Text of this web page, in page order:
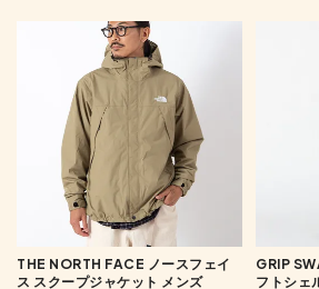
THE NORTH FACE ノースフェイ
ス スクープジャケット メンズ
GRIP
フトシェ